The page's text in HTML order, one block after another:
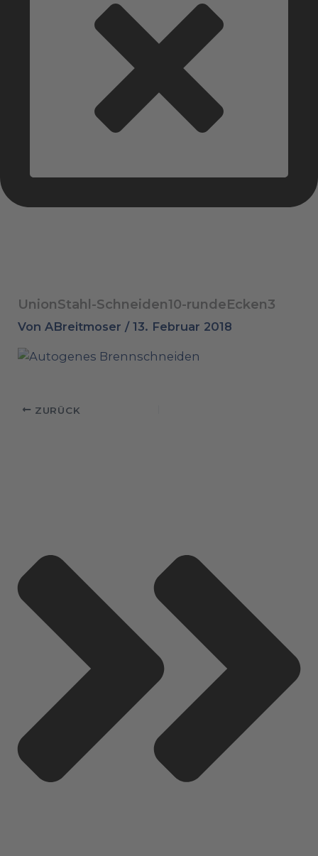
UnionStahl-Schneiden10-rundeEcken3
VonABreitmoser/13. Februar 2018
ZURÜCK